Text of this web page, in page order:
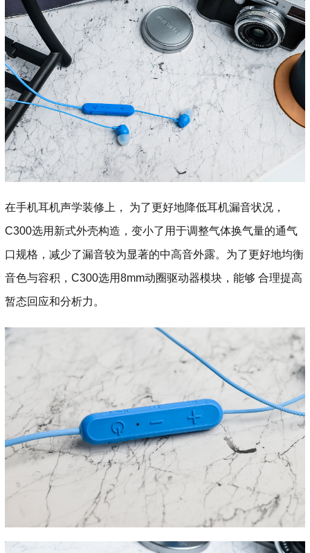
在手机耳机声学装修上， 为了更好地降低耳机漏音状况，
C300选用新式外壳构造，变小了用于调整气体换气量的通气
口规格，减少了漏音较为显著的中高音外露。为了更好地均衡
音色与容积，C300选用8mm动圈驱动器模块，能够 合理提高
暂态回应和分析力。